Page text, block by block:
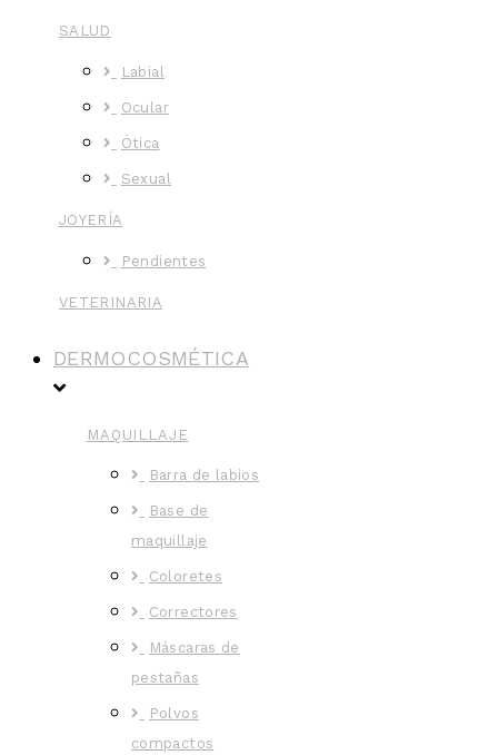
SALUD
Labial
Ocular
Ótica
Sexual
JOYERÍA
Pendientes
VETERINARIA
DERMOCOSMÉTICA
MAQUILLAJE
Barra de labios
Base de
maquillaje
Coloretes
Correctores
Máscaras de
pestañas
Polvos
compactos